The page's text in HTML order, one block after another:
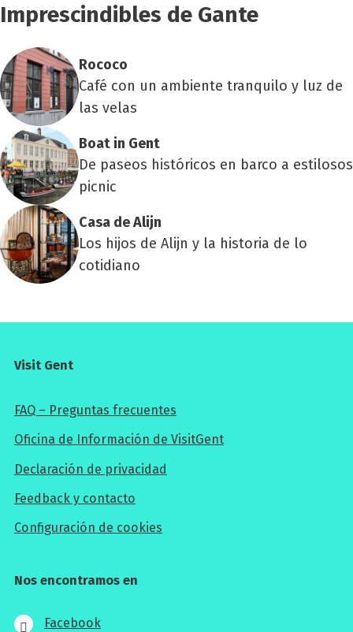
Imprescindibles de Gante
Roco­co
Café con un ambiente tranquilo y luz de
las velas
Boat in Gent
De paseos históricos en barco a estilosos
picnic
Casa de Alijn
Los hijos de Alijn y la historia de lo
cotidiano
Visit Gent
FAQ – Preguntas frecuentes
Oficina de Información de VisitGent
Declaración de privacidad
Feedback y contacto
Configuración de cookies
Nos encontramos en
Facebook